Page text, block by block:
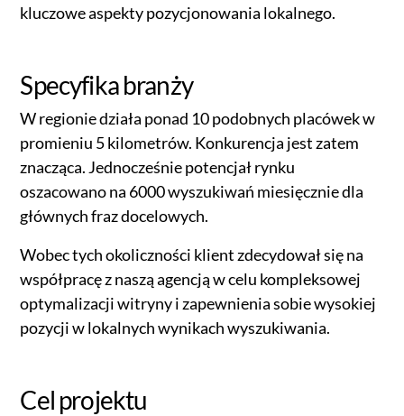
kluczowe aspekty pozycjonowania lokalnego.
Specyfika branży
W regionie działa ponad 10 podobnych placówek w
promieniu 5 kilometrów. Konkurencja jest zatem
znacząca. Jednocześnie potencjał rynku
oszacowano na 6000 wyszukiwań miesięcznie dla
głównych fraz docelowych.
Wobec tych okoliczności klient zdecydował się na
współpracę z naszą agencją w celu kompleksowej
optymalizacji witryny i zapewnienia sobie wysokiej
pozycji w lokalnych wynikach wyszukiwania.
Cel projektu